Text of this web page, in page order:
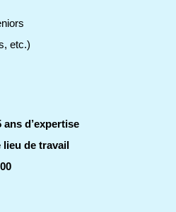
etc.)
ans d’expertise
de travail